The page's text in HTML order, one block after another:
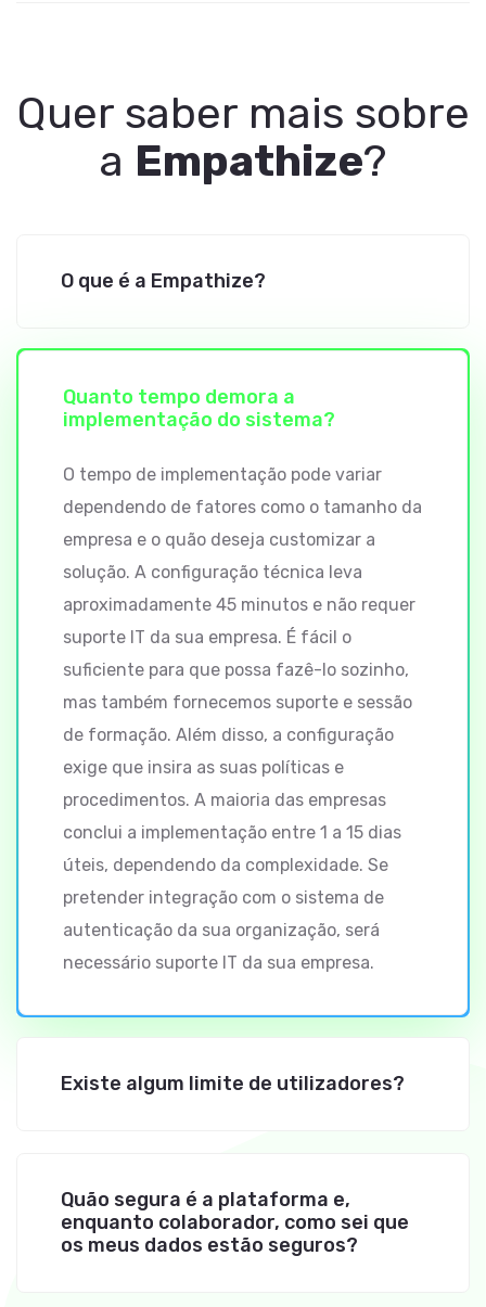
Quer saber mais sobre
a Empathize?
O que é a Empathize?
Quanto tempo demora a
implementação do sistema?
O tempo de implementação pode variar
dependendo de fatores como o tamanho da
empresa e o quão deseja customizar a
solução. A configuração técnica leva
aproximadamente 45 minutos e não requer
suporte IT da sua empresa. É fácil o
suficiente para que possa fazê-lo sozinho,
mas também fornecemos suporte e sessão
de formação. Além disso, a configuração
exige que insira as suas políticas e
procedimentos. A maioria das empresas
conclui a implementação entre 1 a 15 dias
úteis, dependendo da complexidade. Se
pretender integração com o sistema de
autenticação da sua organização, será
necessário suporte IT da sua empresa.
Existe algum limite de utilizadores?
Quão segura é a plataforma e,
enquanto colaborador, como sei que
os meus dados estão seguros?